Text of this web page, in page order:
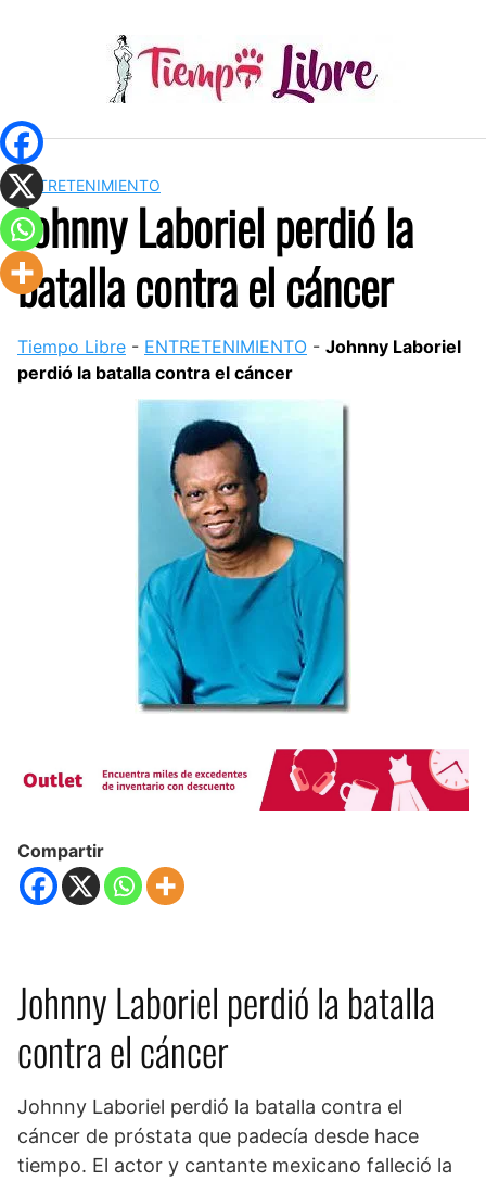
ENTRETENIMIENTO
Johnny Laboriel perdió la
batalla contra el cáncer
Tiempo Libre - ENTRETENIMIENTO - Johnny Laboriel
perdió la batalla contra el cáncer
Compartir
Johnny Laboriel perdió la batalla
contra el cáncer
Johnny Laboriel perdió la batalla contra el
cáncer de próstata que padecía desde hace
tiempo. El actor y cantante mexicano falleció la